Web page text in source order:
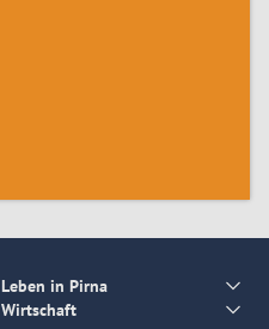
Leben in Pirna
Wirtschaft